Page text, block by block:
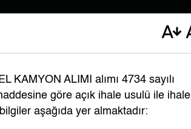
KAMYON ALIMI alımı 4734 sayılı
göre açık ihale usulü ile ihale
aşağıda yer almaktadır: